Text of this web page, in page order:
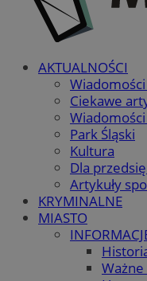
AKTUALNOŚCI
Ciekawe
Park Śląski
Kultura
Dla
Artykuły
KRYMINALNE
MIASTO